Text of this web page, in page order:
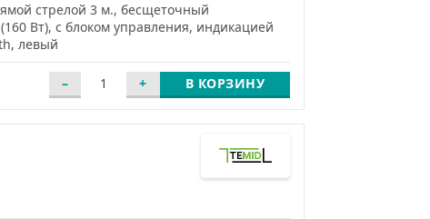
стрелой 3 м., бесщеточный
Вт), с блоком управления, индикацией
левый
В КОРЗИНУ